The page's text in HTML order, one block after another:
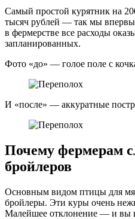
Самый простой курятник на
тысяч рублей — так мы
в фермерстве все расходы
запланированных.
Фото «до» — голое поле с
И «после» — аккуратные
Почему фермерам
бройлеров
Основным видом птицы для
бройлеры. Эти куры очень
Малейшее отклонение — и вы